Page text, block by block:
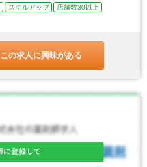
スキルアップ
店舗数30以上
この求人に興味がある